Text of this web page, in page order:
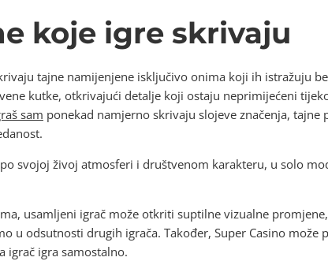
koje igre skrivaju
tajne namijenjene isključivo onima koji ih istražuju
kutke, otkrivajući detalje koji ostaju neprimijećeni
sam ponekad namjerno skrivaju slojeve značenja,
svojoj živoj atmosferi i društvenom karakteru, u solo
usamljeni igrač može otkriti suptilne vizualne
u odsutnosti drugih igrača. Također, Super Casino može
igrač igra samostalno.